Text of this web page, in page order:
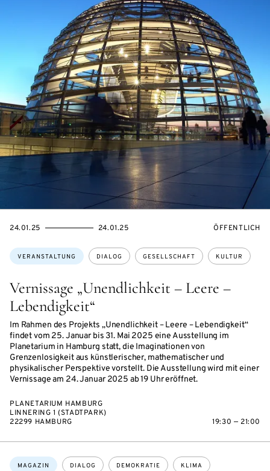
Vernissage „Unendlichkeit – Leere –
Lebendigkeit“
Im Rahmen des Projekts „Unendlichkeit – Leere – Lebendigkeit“
findet vom 25. Januar bis 31. Mai 2025 eine Ausstellung im
Planetarium in Hamburg statt, die Imaginationen von
Grenzenlosigkeit aus künstlerischer, mathematischer und
physikalischer Perspektive vorstellt. Die Ausstellung wird mit einer
Vernissage am 24. Januar 2025 ab 19 Uhr eröffnet.
Themen:
VERANSTALTUNG DIALOG GESELLSCHAFT KULTUR
EVENTBEGINSON
24.01.25
EVENTENDSON 24.01.25 ÖFFENTLICH
PLANETARIUM HAMBURG
LINNERING 1 (STADTPARK)
22299 HAMBURG
19:30 — 21:00
Themen:
MAGAZIN DIALOG DEMOKRATIE KLIMA